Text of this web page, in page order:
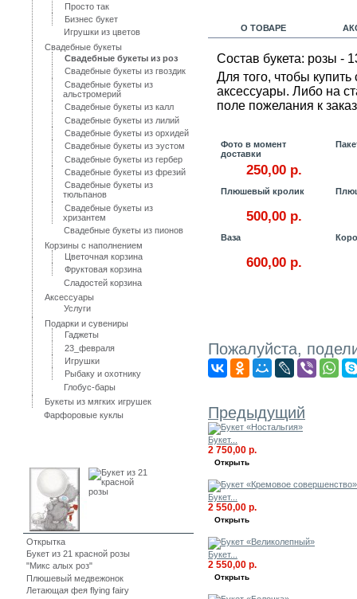
О ТОВАРЕ
Состав букета: розы -
Для того, чтобы
аксессуары. Либо на
поле пожелания к
Фото в момент
доставки
250,00 р.
Плюшевый кролик
500,00 р.
Ваза
600,00 р.
Пожалуйста,
Предыдущий
Букет...
2 750,00 р.
Открыть
Букет...
2 550,00 р.
Открыть
Букет...
2 550,00 р.
Открыть
Просто так
Бизнес букет
Игрушки из цветов
Свадебные букеты
Свадебные букеты из роз
Свадебные букеты из гвоздик
Свадебные букеты из
альстромерий
Свадебные букеты из калл
Свадебные букеты из лилий
Свадебные букеты из орхидей
Свадебные букеты из эустом
Свадебные букеты из гербер
Свадебные букеты из фрезий
Свадебные букеты из
тюльпанов
Свадебные букеты из
хризантем
Свадебные букеты из пионов
Корзины с наполнением
Цветочная корзина
Фруктовая корзина
Сладостей корзина
Аксессуары
Услуги
Подарки и сувениры
Гаджеты
23_февраля
Игрушки
Рыбаку и охотнику
Глобус-бары
Букеты из мягких игрушек
Фарфоровые куклы
Открытка
Букет из 21 красной розы
"Микс алых роз"
Плюшевый медвежонок
Летающая фея flying fairy